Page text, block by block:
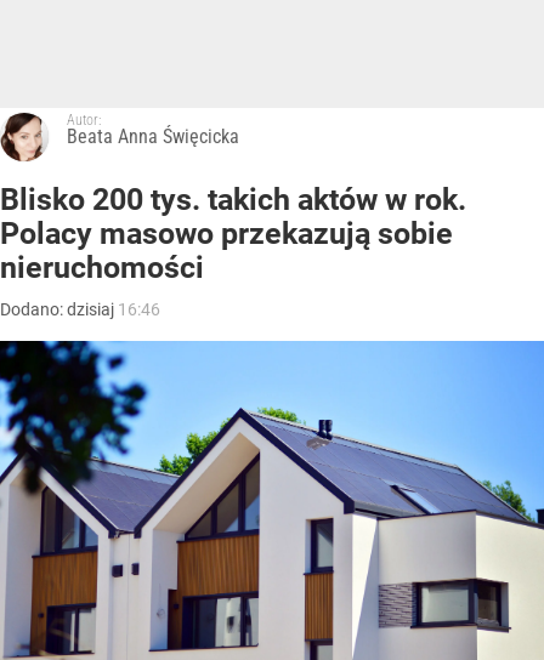
Autor:
Beata Anna Święcicka
Blisko 200 tys. takich aktów w rok.
Polacy masowo przekazują sobie
nieruchomości
Dodano:dzisiaj 16:46